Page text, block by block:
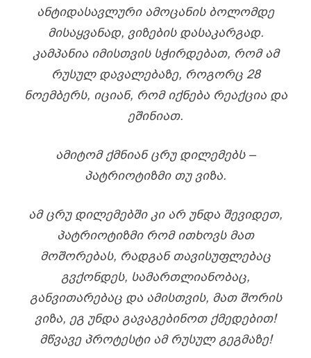
ᲐᲜᲢᲘᲓᲐᲡᲐᲕᲚᲣᲠᲘ ᲐᲛᲝᲪᲐᲜᲘᲡ ᲑᲝᲚᲝᲛᲓᲔ
ᲛᲘᲡᲐᲧᲕᲐᲜᲐᲓ, ᲕᲘᲖᲔᲑᲘᲡ ᲓᲐᲡᲐᲙᲐᲠᲒᲐᲓ.
ᲙᲐᲛᲞᲐᲜᲘᲐ ᲘᲛᲘᲡᲗᲕᲘᲡ ᲡᲭᲘᲠᲓᲔᲑᲐᲗ, ᲠᲝᲛ ᲐᲛ
ᲠᲣᲡᲣᲚ ᲓᲐᲕᲐᲚᲔᲑᲐᲖᲔ, ᲠᲝᲒᲝᲠᲪ 28
ᲜᲝᲔᲛᲑᲔᲠᲡ, ᲘᲪᲘᲐᲜ, ᲠᲝᲛ ᲘᲥᲜᲔᲑᲐ ᲠᲔᲐᲥᲪᲘᲐ ᲓᲐ
ᲔᲨᲘᲜᲘᲐᲗ.
ᲐᲛᲘᲢᲝᲛ ᲥᲛᲜᲘᲐᲜ ᲪᲠᲣ ᲓᲘᲚᲔᲛᲔᲑᲡ –
ᲞᲐᲢᲠᲘᲝᲢᲘᲖᲛᲘ ᲗᲣ ᲕᲘᲖᲐ.
ᲐᲛ ᲪᲠᲣ ᲓᲘᲚᲔᲛᲔᲑᲨᲘ ᲙᲘ ᲐᲠ ᲣᲜᲓᲐ ᲨᲔᲕᲘᲓᲔᲗ,
ᲞᲐᲢᲠᲘᲝᲢᲘᲖᲛᲘ ᲠᲝᲛ ᲘᲗᲮᲝᲕᲡ ᲛᲐᲗ
ᲛᲝᲨᲝᲠᲔᲑᲐᲡ, ᲠᲐᲓᲒᲐᲜ ᲗᲐᲕᲘᲡᲣᲤᲚᲔᲑᲐᲪ
ᲒᲕᲥᲝᲜᲓᲔᲡ, ᲡᲐᲛᲐᲠᲗᲚᲘᲐᲜᲝᲑᲐᲪ,
ᲒᲐᲜᲕᲘᲗᲐᲠᲔᲑᲐᲪ ᲓᲐ ᲐᲛᲘᲡᲗᲕᲘᲡ, ᲛᲐᲗ ᲨᲝᲠᲘᲡ
ᲕᲘᲖᲐ, ᲔᲒ ᲣᲜᲓᲐ ᲒᲐᲕᲐᲒᲔᲑᲘᲜᲝᲗ ᲥᲛᲔᲓᲔᲑᲘᲗ!
ᲛᲬᲕᲐᲕᲔ ᲞᲠᲝᲢᲔᲡᲢᲘ ᲐᲛ ᲠᲣᲡᲣᲚ ᲒᲔᲒᲛᲐᲖᲔ!